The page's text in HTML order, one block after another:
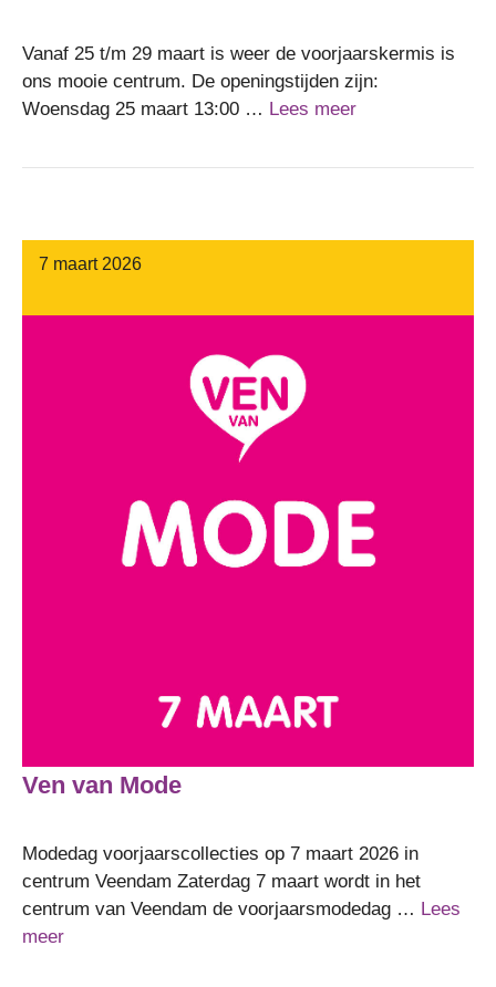
Vanaf 25 t/m 29 maart is weer de voorjaarskermis is
ons mooie centrum. De openingstijden zijn:
Woensdag 25 maart 13:00 … Lees meer
7 maart 2026
Ven van Mode
Modedag voorjaarscollecties op 7 maart 2026 in
centrum Veendam Zaterdag 7 maart wordt in het
centrum van Veendam de voorjaarsmodedag … Lees
meer